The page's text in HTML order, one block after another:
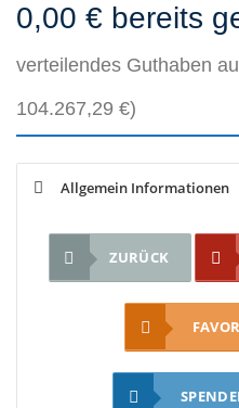
0,00 € bereits
verteilendes Guthaben
104.267,29 €)
Allgemein Informationen
ZURÜCK